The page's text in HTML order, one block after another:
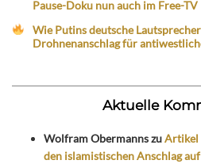
Pause-Doku nun auch im Free-TV
Wie Putins deutsche
Drohnenanschlag für
Aktuelle
Wolfram ObermannszuArtikel
den islamistischen Anschlag